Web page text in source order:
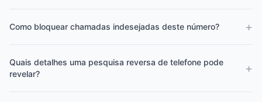
Como bloquear chamadas indesejadas deste número? +
Quais detalhes uma pesquisa reversa de telefone pode
revelar?
+